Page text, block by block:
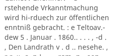
rstehende Vrkanntmachung
wird hi-rduech zur öffentlichen
enntniß gebracht. : e Teltoav.-
dew 5 . Januar . 1860.. . . . , -d .
, Den Landrath v . d .. nesehe. ,